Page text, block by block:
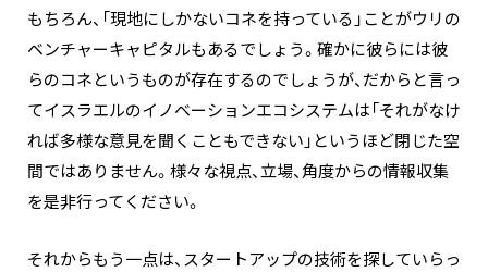
もちろん、「現地にしかないコネを持っている」ことがウリの
ベンチャーキャピタルもあるでしょう。確かに彼らには彼
らのコネというものが存在するのでしょうが、だからと言っ
てイスラエルのイノベーションエコシステムは「それがなけ
れば多様な意見を聞くこともできない」というほど閉じた空
間ではありません。様々な視点、立場、角度からの情報収集
を是非行ってください。
それからもう一点は、スタートアップの技術を探していらっ